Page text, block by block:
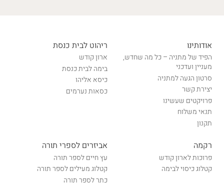
אודותינו
הפיד של מתניה – כל מה שחדש,
מעניין ועדכני
סרטון הגעה למתניה
יצירת קשר
פרויקטים שעשינו
תנאי משלוח
תקנון
ריהוט לבית כנסת
ארון קודש
בימה לבית כנסת
כיסא אליהו
כסאות נערמים
רקמה
פרוכות לארון קודש
קטלוג כיסוי לבימה
אביזרים לספרי תורה
עץ חיים לספר תורה
קטלוג מעילים לספר תורה
כתר לספר תורה